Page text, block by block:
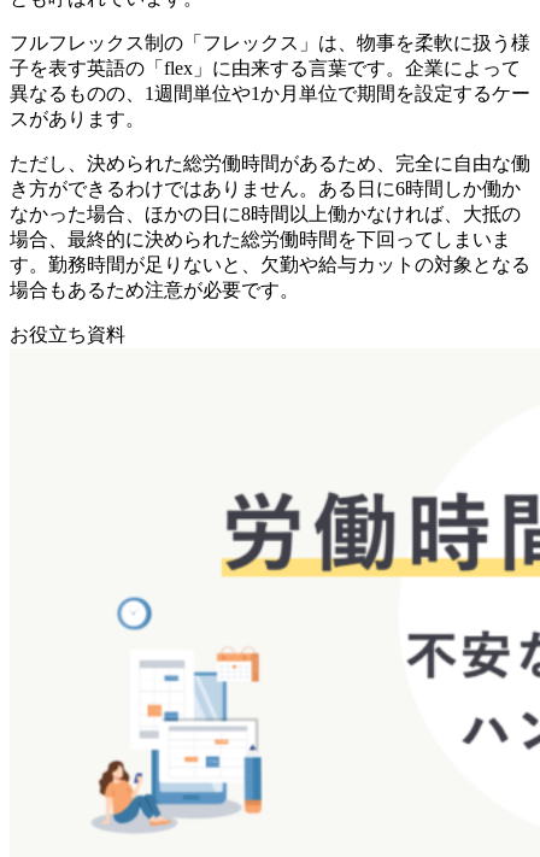
フルフレックス制の「フレックス」は、物事を柔軟に扱う様
子を表す英語の「flex」に由来する言葉です。企業によって
異なるものの、1週間単位や1か月単位で期間を設定するケー
スがあります。
ただし、決められた総労働時間があるため、完全に自由な働
き方ができるわけではありません。ある日に6時間しか働か
なかった場合、ほかの日に8時間以上働かなければ、大抵の
場合、最終的に決められた総労働時間を下回ってしまいま
す。勤務時間が足りないと、欠勤や給与カットの対象となる
場合もあるため注意が必要です。
お役立ち資料